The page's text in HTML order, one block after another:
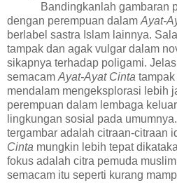
Bandingkanlah gambaran
dengan perempuan dalam Ayat-
berlabel sastra Islam lainnya.
tampak dan agak vulgar dalam
sikapnya terhadap poligami.
semacam Ayat-Ayat Cinta
mendalam mengeksplorasi lebih
perempuan dalam lembaga
lingkungan sosial pada
tergambar adalah citraan-citraan
Cinta mungkin lebih tepat
fokus adalah citra pemuda muslim
semacam itu seperti kurang